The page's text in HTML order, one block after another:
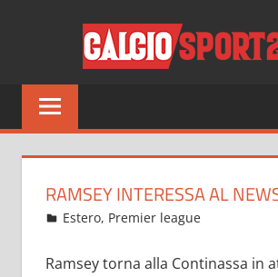
Tutto
sul
del
RAMSEY INTERESSA AL
Gennaio 6, 2022
admin
Estero, Premier league
Ramsey torna alla Continassa in